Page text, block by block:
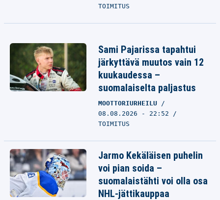
TOIMITUS
Sami Pajarissa tapahtui
järkyttävä muutos vain 12
kuukaudessa –
suomalaiselta paljastus
MOOTTORIURHEILU
08.08.2026 - 22:52
TOIMITUS
Jarmo Kekäläisen puhelin
voi pian soida –
suomalaistähti voi olla osa
NHL-jättikauppaa